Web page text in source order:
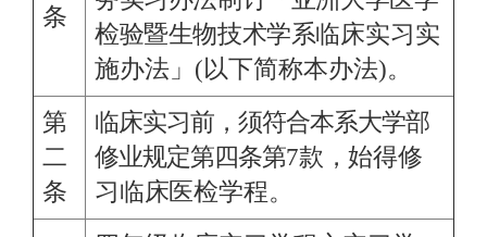
条
检验暨生物技术学系临床实习实
施办法」(以下简称本办法)。
第
二
条
临床实习前，须符合本系大学部
修业规定第四条第7款，始得修
习临床医检学程。